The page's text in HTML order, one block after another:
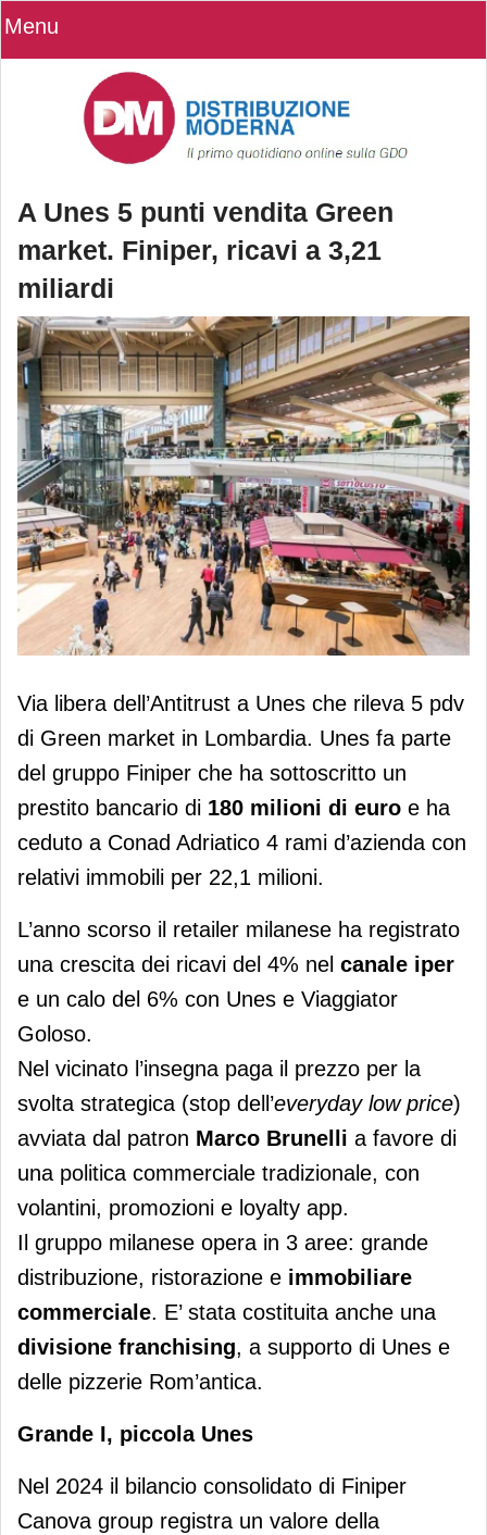
Menu
A Unes 5 punti vendita Green
market. Finiper, ricavi a 3,21
miliardi
A Unes 5 punti vendita Green market.
Via libera dell’Antitrust a Unes che rileva 5 pdv
di Green market in Lombardia. Unes fa parte
del gruppo Finiper che ha sottoscritto un
prestito bancario di 180 milioni di euro e ha
ceduto a Conad Adriatico 4 rami d’azienda con
relativi immobili per 22,1 milioni.
L’anno scorso il retailer milanese ha registrato
una crescita dei ricavi del 4% nel canale iper
e un calo del 6% con Unes e Viaggiator
Goloso.
Nel vicinato l’insegna paga il prezzo per la
svolta strategica (stop dell’everyday low price)
avviata dal patron Marco Brunelli a favore di
una politica commerciale tradizionale, con
volantini, promozioni e loyalty app.
Il gruppo milanese opera in 3 aree: grande
distribuzione, ristorazione e immobiliare
commerciale. E’ stata costituita anche una
divisione franchising, a supporto di Unes e
delle pizzerie Rom’antica.
Grande I, piccola Unes
Nel 2024 il bilancio consolidato di Finiper
Canova group registra un valore della